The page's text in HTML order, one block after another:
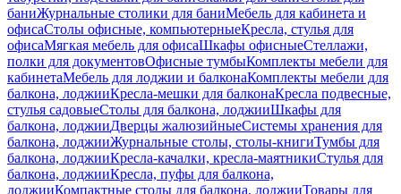
баниЖурнальные столики для баниМебель для кабинета и
офисаСтолы офисные, компьютерныеКресла, стулья для
офисаМягкая мебель для офисаШкафы офисныеСтеллажи,
полки для документовОфисные тумбыКомплекты мебели для
кабинетаМебель для лоджии и балконаКомплекты мебели для
балкона, лоджииКресла-мешки для балконаКресла подвесные,
стулья садовыеСтолы для балкона, лоджииШкафы для
балкона, лоджииДверцы жалюзийныеСистемы хранения для
балкона, лоджииЖурнальные столы, столы-книгиТумбы для
балкона, лоджииКресла-качалки, кресла-маятникиСтулья для
балкона, лоджииКресла, пуфы для балкона,
лоджииКомпактные столы для балкона, лоджииТовары для